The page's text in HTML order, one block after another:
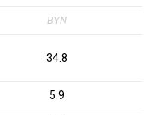
BYN
34.8
5.9